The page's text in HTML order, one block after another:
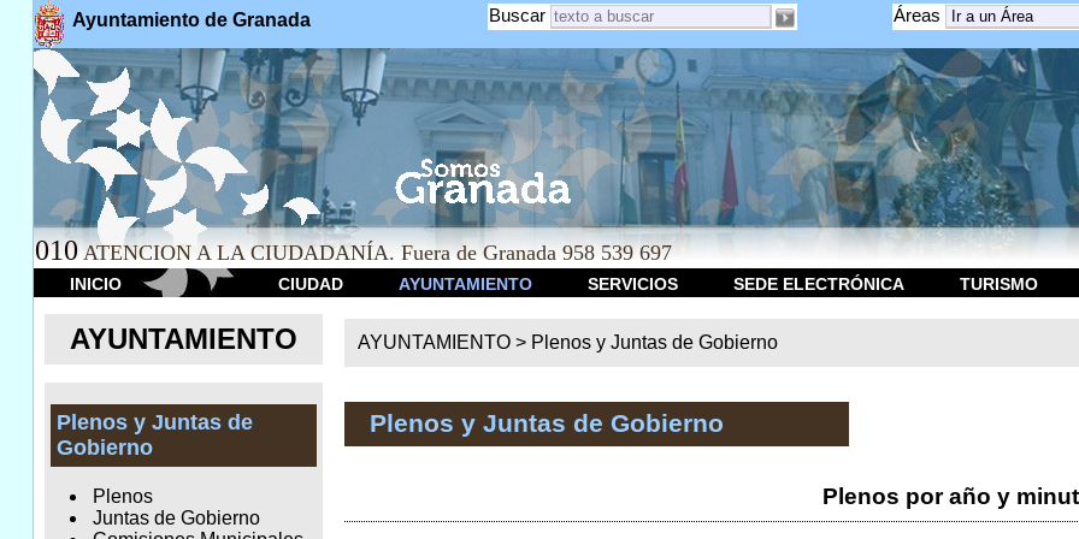
Ayuntamiento de Granada Áreas
Buscar
010 ATENCION A LA CIUDADANÍA. Fuera de Granada 958 539 697
INICIO CIUDAD AYUNTAMIENTO SERVICIOS SEDE ELECTRÓNICA TURISMO
AYUNTAMIENTO
Plenos y Juntas de
Gobierno
Plenos
Juntas de Gobierno
AYUNTAMIENTO > Plenos y Juntas de Gobierno
Plenos y Juntas de Gobierno
Plenos por año y